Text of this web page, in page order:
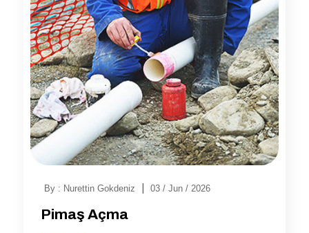
By : Nurettin Gokdeniz 03 / Jun / 2026
Pimaş Açma